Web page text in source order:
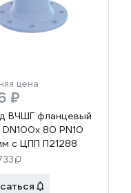
цена
₽
ВЧШГ фланцевый
80 PN10
с ЦПП П21288